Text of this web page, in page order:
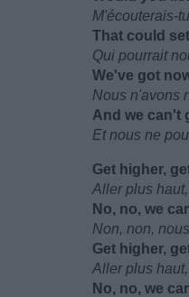
M'écouterais-
That could
Qui pourrait
We'vе got
Nous n'avons
And we can't
Et nous ne
Get higher,
Aller plus
No, no, we
Non, non,
Get higher,
Aller plus
No, no, we